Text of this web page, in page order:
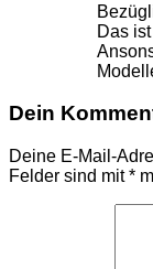
Das
Dein
Deine E-Mail-
Felder sind mit*